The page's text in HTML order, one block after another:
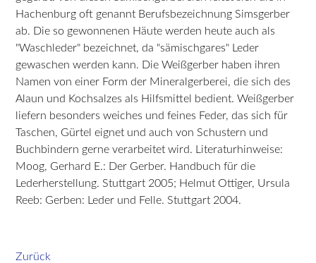
Hachenburg oft genannt Berufsbezeichnung Simsgerber
ab. Die so gewonnenen Häute werden heute auch als
"Waschleder" bezeichnet, da "sämischgares" Leder
gewaschen werden kann. Die Weißgerber haben ihren
Namen von einer Form der Mineralgerberei, die sich des
Alaun und Kochsalzes als Hilfsmittel bedient. Weißgerber
liefern besonders weiches und feines Feder, das sich für
Taschen, Gürtel eignet und auch von Schustern und
Buchbindern gerne verarbeitet wird. Literaturhinweise:
Moog, Gerhard E.: Der Gerber. Handbuch für die
Lederherstellung. Stuttgart 2005; Helmut Ottiger, Ursula
Reeb: Gerben: Leder und Felle. Stuttgart 2004.
Zurück